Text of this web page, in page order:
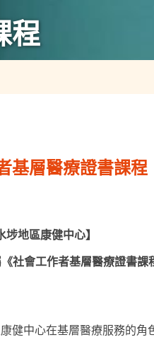
程
基層醫療證書課
埗地區康健中心】
社會工作者基層醫療證書課
健中心在基層醫療服務的角